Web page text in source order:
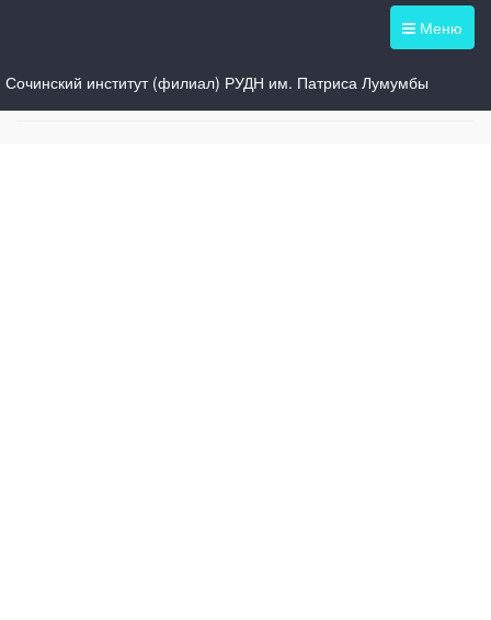
Меню
Сочинский институт (филиал) РУДН им. Патриса Лумумбы